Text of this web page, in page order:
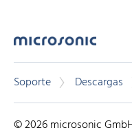
Soporte Descargas
© 2026 microsonic